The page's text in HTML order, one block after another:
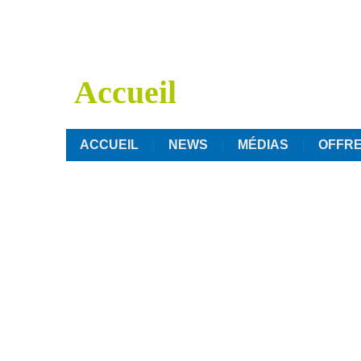
Accueil
ACCUEIL NEWS MÉDIAS